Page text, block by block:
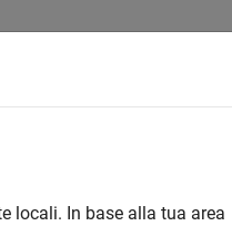
locali. In base alla tua area